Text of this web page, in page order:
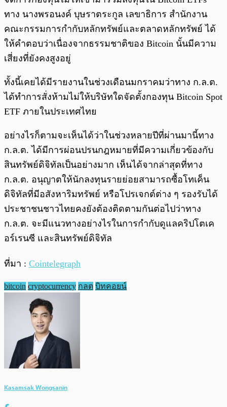
ทาง นางพรอนงค์ บุษราตระกูล เลขาธิการ สำนักงาน
คณะกรรมการกำกับหลักทรัพย์และตลาดหลักทรัพย์ ได้
ให้คำตอบว่าเนื่องจากธรรมชาติของ Bitcoin นั้นมีความ
เสี่ยงที่ยังคงสูงอยู่
ทั้งนี้เคยได้มีรายงานในช่วงเดือนมกราคมว่าทาง ก.ล.ต.
ได้ทำการสั่งห้ามไม่ให้บริษัทใดจัดตั้งกองทุน Bitcoin Spot
ETF ภายในประเทศไทย
อย่างไรก็ตามจะเห็นได้ว่าในช่วงหลายปีที่ผ่านมานี้ทาง
ก.ล.ต. ได้มีการผ่อนปรนกฎหมายที่มีความเกี่ยวข้องกับ
สินทรัพย์ดิจิทัลเป็นอย่างมาก เห็นได้จากล่าสุดที่ทาง
ก.ล.ต. อนุญาตให้นักลงทุนรายย่อยสามารถซื้อโทเค็น
ดิจิทัลที่มีอสังหาริมทรัพย์ หรือโปรเจกต์ต่าง ๆ รองรับได้
ประชาชนชาวไทยคงยังต้องติดตามกันต่อไปว่าทาง
ก.ล.ต. จะมีแนวทางอย่างไรในการกำกับดูแลคริปโตเค
อร์เรนซี และสินทรัพย์ดิจิทัล
ที่มา : Cointelegraph
bitcoin cryptocurrency กลต บิทคอยน์
Kasamsak Wongsanin